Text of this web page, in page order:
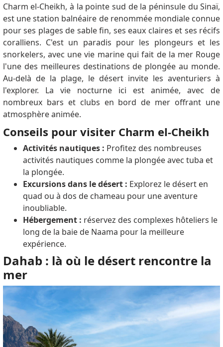
Charm el-Cheikh, à la pointe sud de la péninsule du Sinaï,
est une station balnéaire de renommée mondiale connue
pour ses plages de sable fin, ses eaux claires et ses récifs
coralliens. C'est un paradis pour les plongeurs et les
snorkelers, avec une vie marine qui fait de la mer Rouge
l'une des meilleures destinations de plongée au monde.
Au-delà de la plage, le désert invite les aventuriers à
l'explorer. La vie nocturne ici est animée, avec de
nombreux bars et clubs en bord de mer offrant une
atmosphère animée.
Conseils pour visiter Charm el-Cheikh
Activités nautiques : Profitez des nombreuses
activités nautiques comme la plongée avec tuba et
la plongée.
Excursions dans le désert : Explorez le désert en
quad ou à dos de chameau pour une aventure
inoubliable.
Hébergement : réservez des complexes hôteliers le
long de la baie de Naama pour la meilleure
expérience.
Dahab : là où le désert rencontre la
mer